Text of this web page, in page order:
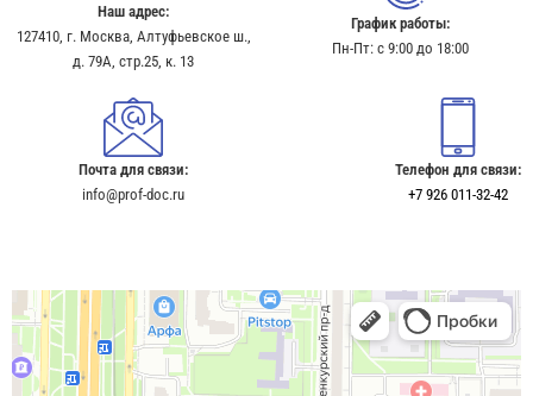
Наш адрес:
127410, г. Москва, Алтуфьевское ш.,
д. 79А, стр.25, к. 13​
График работы:
Пн-Пт: с 9:00 до 18:00
Почта для связи:
info@prof-doc.ru
Телефон для связи:
+7 926 011-32-42